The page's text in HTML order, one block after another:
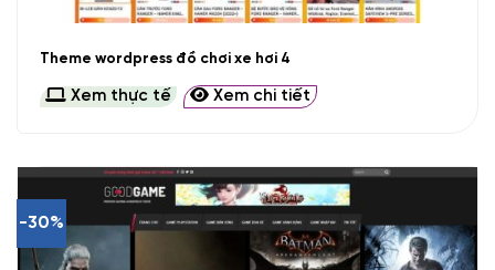
Theme wordpress đồ chơi xe hơi 4
Xem thực tế Xem chi tiết
-30%